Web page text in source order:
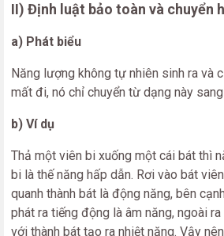
II) Định luật bảo toàn và chuyển
a) Phát biểu
Năng lượng không tự nhiên sinh ra và
mất đi, nó chỉ chuyển từ dạng này
b) Ví dụ
Thả một viên bi xuống một cái bát thì
bi là thế năng hấp dẫn. Rơi vào bát
quanh thành bát là động năng, bên
phát ra tiếng động là âm năng, ngoài
với thành bát tạo ra nhiệt năng. Vậy